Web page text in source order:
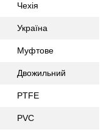
Чехія
Україна
Муфтове
Двожильний
PTFE
PVC